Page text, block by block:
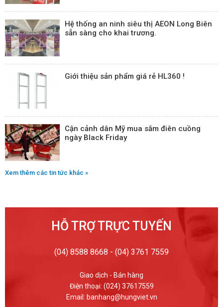
Hệ thống an ninh siêu thị AEON Long Biên
sẵn sàng cho khai trương.
Giới thiệu sản phẩm giá rẻ HL360 !
Cận cảnh dân Mỹ mua sắm điên cuồng
ngày Black Friday
Xem thêm các tin tức khác »
HỖ TRỢ TRỰC TUYẾN
(04) 8588 8668 - (04) 3761 7559
Giao dịch - Bán hàng
Điện thoại: (024) 37617559
Email: banhang@hungviet.vn